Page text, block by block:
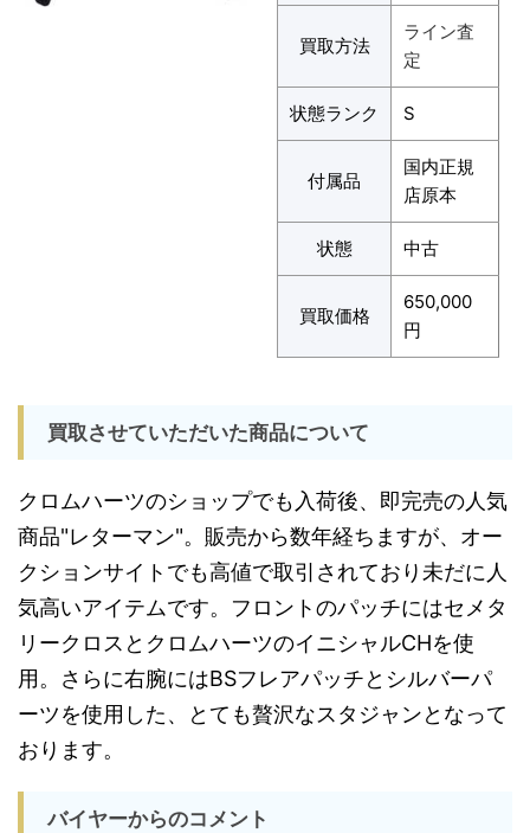
買取方法
ライン査
定
状態ランク S
付属品
国内正規
店原本
状態 中古
買取価格
650,000
円
買取させていただいた商品について
クロムハーツのショップでも入荷後、即完売の人気
商品"レターマン"。販売から数年経ちますが、オー
クションサイトでも高値で取引されており未だに人
気高いアイテムです。フロントのパッチにはセメタ
リークロスとクロムハーツのイニシャルCHを使
用。さらに右腕にはBSフレアパッチとシルバーパ
ーツを使用した、とても贅沢なスタジャンとなって
おります。
バイヤーからのコメント